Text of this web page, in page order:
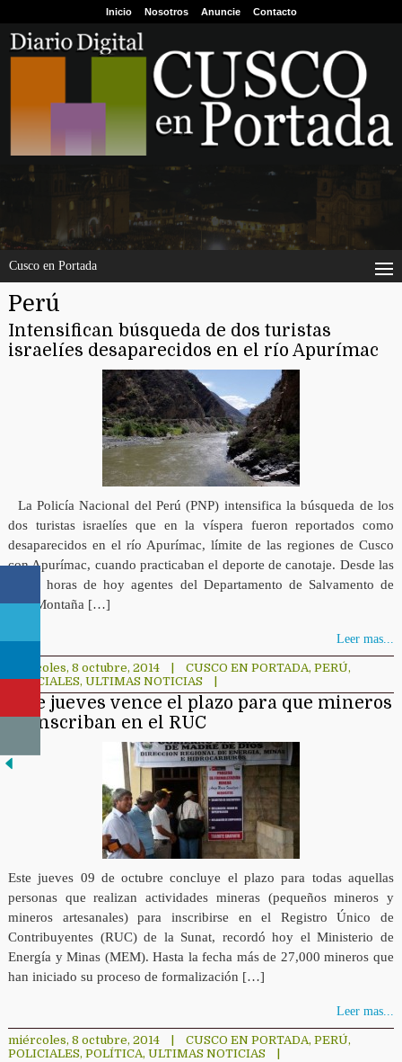
Inicio Nosotros Anuncie Contacto
Cusco en Portada
Perú
Intensifican búsqueda de dos turistas
israelíes desaparecidos en el río Apurímac
La Policía Nacional del Perú (PNP) intensifica la búsqueda de los
dos turistas israelíes que en la víspera fueron reportados como
desaparecidos en el río Apurímac, límite de las regiones de Cusco
con Apurímac, cuando practicaban el deporte de canotaje. Desde las
06:30 horas de hoy agentes del Departamento de Salvamento de
Alta Montaña […]
Leer mas...
miércoles, 8 octubre, 2014 CUSCO EN PORTADA, PERÚ,
POLICIALES, ULTIMAS NOTICIAS
Este jueves vence el plazo para que mineros
se inscriban en el RUC
Este jueves 09 de octubre concluye el plazo para todas aquellas
personas que realizan actividades mineras (pequeños mineros y
mineros artesanales) para inscribirse en el Registro Único de
Contribuyentes (RUC) de la Sunat, recordó hoy el Ministerio de
Energía y Minas (MEM). Hasta la fecha más de 27,000 mineros que
han iniciado su proceso de formalización […]
Leer mas...
miércoles, 8 octubre, 2014 CUSCO EN PORTADA, PERÚ,
POLICIALES, POLÍTICA, ULTIMAS NOTICIAS